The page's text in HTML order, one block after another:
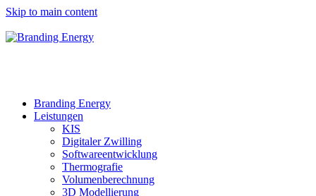
Skip to main content
Branding Energy
Leistungen
KIS
Digitaler Zwilling
Softwareentwicklung
Thermografie
Volumenberechnung
3D Modellierung